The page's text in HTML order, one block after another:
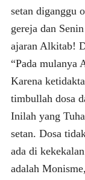
setan diganggu
gereja dan
ajaran Alkitab!
“Pada mulanya
Karena
timbullah dosa
Inilah yang
setan. Dosa
ada di
adalah